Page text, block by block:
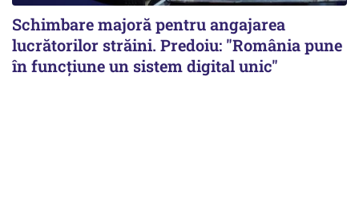
Schimbare majoră pentru angajarea
lucrătorilor străini. Predoiu: "România pune
în funcțiune un sistem digital unic"